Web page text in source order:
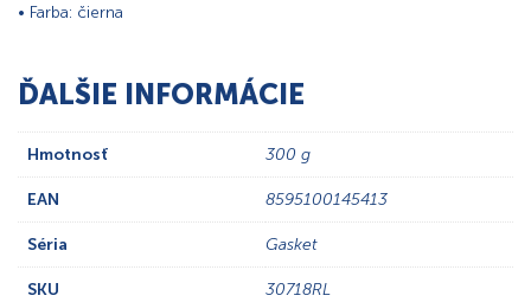
• Farba: čierna
ĎALŠIE INFORMÁCIE
Hmotnosť 300 g
EAN 8595100145413
Séria Gasket
SKU 30718RL